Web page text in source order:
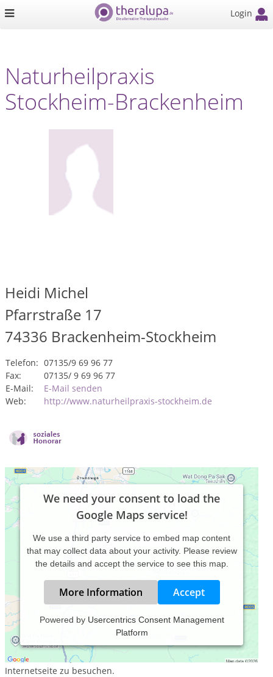
Login
Naturheilpraxis
Stockheim-Brackenheim
Heidi Michel
Pfarrstraße 17
74336 Brackenheim-Stockheim
Telefon: 07135/9 69 96 77
Fax:
07135/ 9 69 96 77
E-Mail:
E-Mail senden
Web:
http://www.naturheilpraxis-stockheim.de
We need your consent to load the
Google Maps service!
We use a third party service to embed map content
that may collect data about your activity. Please review
the details and accept the service to see this map.
More Information Accept
Powered by Usercentrics Consent Management
Platform
Willkommen in meiner Praxis für ganzheitliche Körper-und
Energiearbeit.Wenn Sie mehr über meine Therapiemethoden
erfahren wollen, lade ich Sie herzlichst ein meine
Internetseite zu besuchen.